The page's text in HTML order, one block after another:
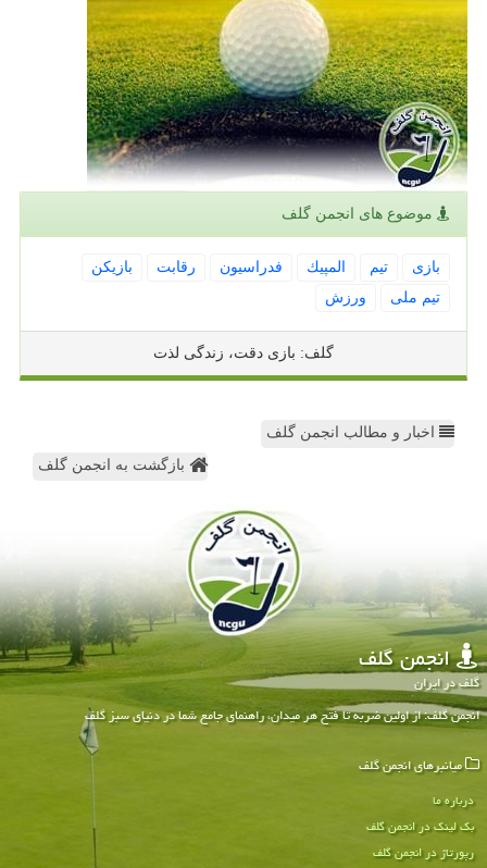
موضوع های انجمن گلف
بازی تیم المپیك فدراسیون رقابت
بازیكن
تیم ملی
ورزش
گلف: بازی دقت، زندگی لذت
اخبار و مطالب انجمن گلف
بازگشت به انجمن گلف
انجمن گلف
گلف در ایران
انجمن گلف: از اولین ضربه تا فتح هر میدان، راهنمای جامع شما در دنیای سبز گلف
میانبرهای انجمن گلف
درباره ما
بک لینک در انجمن گلف
رپورتاژ در انجمن گلف